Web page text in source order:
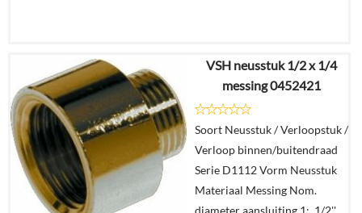
€13,82
€10,06
Details
In
winkelmand
VSH neusstuk 1/2 x 1/4
messing 0452421
Soort Neusstuk / Verloopstuk /
Verloop binnen/buitendraad
Serie D1112 Vorm Neusstuk
Materiaal Messing Nom.